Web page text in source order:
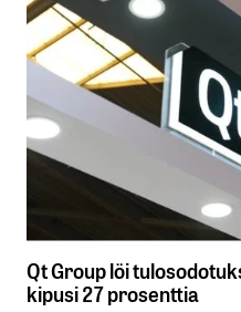
Qt Group löi
kipusi 27 prosenttia